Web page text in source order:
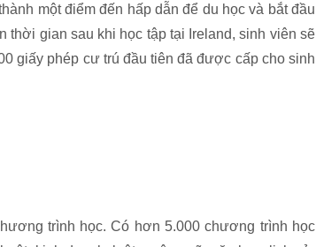
một điểm đến hấp dẫn để du học và bắt đầu
gian sau khi học tập tại Ireland, sinh viên sẽ
giấy phép cư trú đầu tiên đã được cấp cho sinh
trình học. Có hơn 5.000 chương trình học